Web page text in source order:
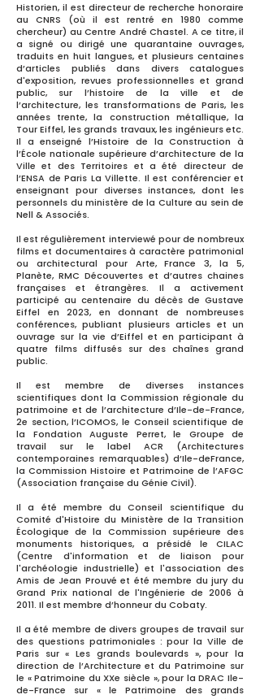
Historien, il est directeur de recherche honoraire
au CNRS (où il est rentré en 1980 comme
chercheur) au Centre André Chastel. A ce titre, il
a signé ou dirigé une quarantaine ouvrages,
traduits en huit langues, et plusieurs centaines
d’articles publiés dans divers catalogues
d'exposition, revues professionnelles et grand
public, sur l’histoire de la ville et de
l’architecture, les transformations de Paris, les
années trente, la construction métallique, la
Tour Eiffel, les grands travaux, les ingénieurs etc.
Il a enseigné l’Histoire de la Construction à
l’École nationale supérieure d’architecture de la
Ville et des Territoires et a été directeur de
l’ENSA de Paris La Villette. Il est conférencier et
enseignant pour diverses instances, dont les
personnels du ministère de la Culture au sein de
Nell & Associés.
Il est régulièrement interviewé pour de nombreux
films et documentaires à caractère patrimonial
ou architectural pour Arte, France 3, la 5,
Planète, RMC Découvertes et d’autres chaines
françaises et étrangères. Il a activement
participé au centenaire du décès de Gustave
Eiffel en 2023, en donnant de nombreuses
conférences, publiant plusieurs articles et un
ouvrage sur la vie d’Eiffel et en participant à
quatre films diffusés sur des chaînes grand
public.
Il est membre de diverses instances
scientifiques dont la Commission régionale du
patrimoine et de l’architecture d’Ile-de-France,
2e section, l’ICOMOS, le Conseil scientifique de
la Fondation Auguste Perret, le Groupe de
travail sur le label ACR (Architectures
contemporaines remarquables) d’Ile-deFrance,
la Commission Histoire et Patrimoine de l’AFGC
(Association française du Génie Civil).
Il a été membre du Conseil scientifique du
Comité d'Histoire du Ministère de la Transition
Écologique de la Commission supérieure des
monuments historiques, a présidé le CILAC
(Centre d'information et de liaison pour
l'archéologie industrielle) et l'association des
Amis de Jean Prouvé et été membre du jury du
Grand Prix national de l'Ingénierie de 2006 à
2011. Il est membre d’honneur du Cobaty.
Il a été membre de divers groupes de travail sur
des questions patrimoniales : pour la Ville de
Paris sur « Les grands boulevards », pour la
direction de l’Architecture et du Patrimoine sur
le « Patrimoine du XXe siècle », pour la DRAC Ile-
de-France sur « le Patrimoine des grands